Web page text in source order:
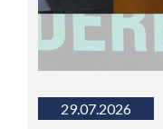
29.07.2026